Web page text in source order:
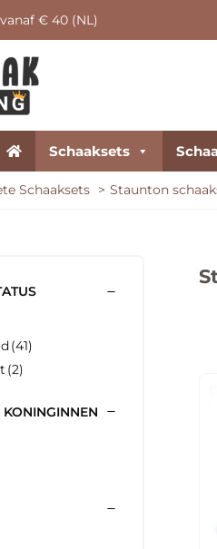
€ 40 (NL)
Schaaksets
Schaaksets Staunton
(41)
(2)